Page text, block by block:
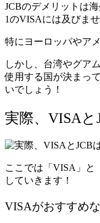
JCBのデメリットは
1のVISAには及びませ
特にヨーロッパやア
しかし、台湾やグア
使用する国が決まっ
いでしょう！
実際、VISA
ここでは「VISA」と
していきます！
VISAがおすすめ